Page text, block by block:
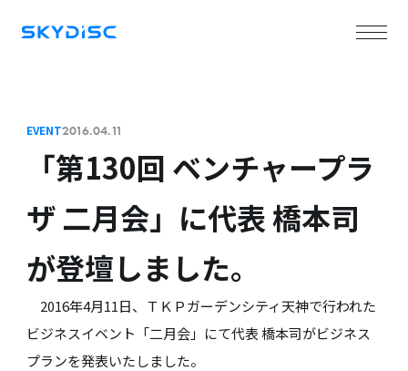
EVENT2016.04.11
「第130回 ベンチャープラ
ザ 二月会」に代表 橋本司
が登壇しました。
2016年4月11日、ＴＫＰガーデンシティ天神で行われた
ビジネスイベント「二月会」にて代表 橋本司がビジネス
プランを発表いたしました。